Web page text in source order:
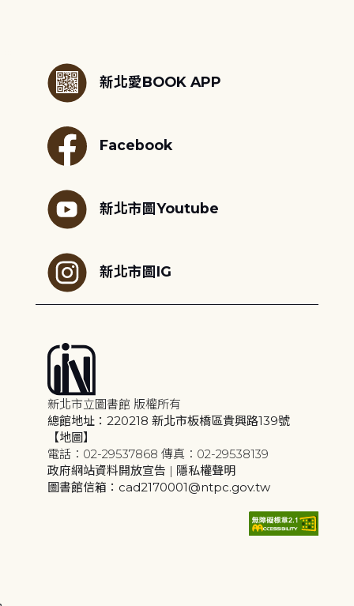
新北愛BOOK APP
Facebook
新北市圖Youtube
新北市圖IG
新北市立圖書館 版權所有
總館地址：220218 新北市板橋區貴興路139號
【地圖】
電話：02-29537868 傳真：02-29538139
政府網站資料開放宣告 | 隱私權聲明
圖書館信箱：cad2170001@ntpc.gov.tw